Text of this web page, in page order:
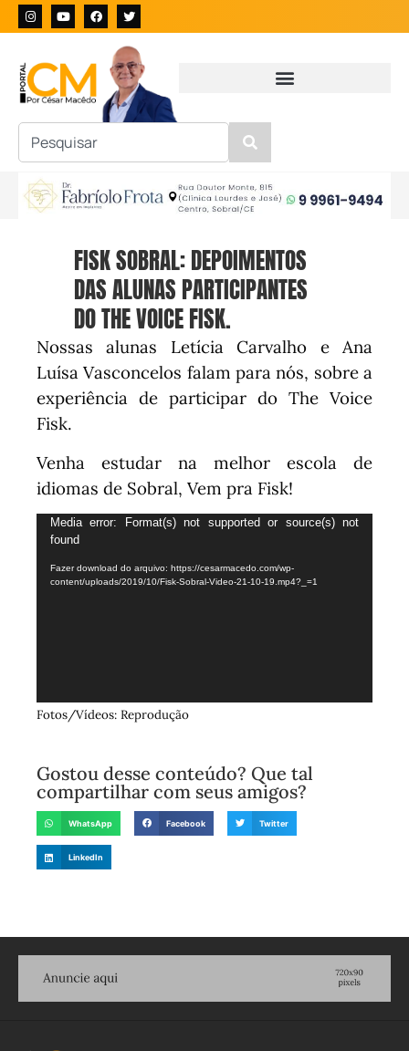
FISK SOBRAL: DEPOIMENTOS
DAS ALUNAS PARTICIPANTES
DO THE VOICE FISK.
Nossas alunas Letícia Carvalho e Ana
Luísa Vasconcelos falam para nós, sobre a
experiência de participar do The Voice
Fisk.
Venha estudar na melhor escola de
idiomas de Sobral, Vem pra Fisk!
Tocador
de
vídeo
Media error: Format(s) not supported or source(s) not
found
Fazer download do arquivo: https://cesarmacedo.com/wp-
content/uploads/2019/10/Fisk-Sobral-Video-21-10-19.mp4?_=1
Fotos/Vídeos: Reprodução
Gostou desse conteúdo? Que tal
compartilhar com seus amigos?
WhatsApp Facebook Twitter
LinkedIn